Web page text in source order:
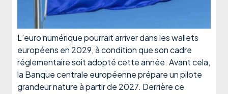
L’euro numérique pourrait arriver dans les wallets
européens en 2029, à condition que son cadre
réglementaire soit adopté cette année. Avant cela,
la Banque centrale européenne prépare un pilote
grandeur nature à partir de 2027. Derrière ce